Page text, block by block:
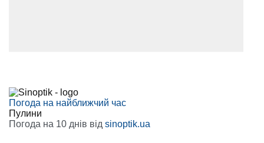
Погода на найближчий час
Пулини
Погода на 10 днів від sinoptik.ua